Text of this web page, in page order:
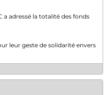
a adressé la totalité des fonds
leur geste de solidarité envers